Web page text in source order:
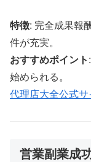
特徴: 完全成果報
件が充実。
おすすめポイント
始められる。
代理店大全公式サ
営業副業成